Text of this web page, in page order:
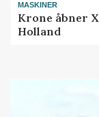
MASKINER
Krone åbner
Holland